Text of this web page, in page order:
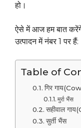
हो।
ऐसे में आज हम बात
उत्पादन में नंबर 1 पर हैं:
Table of
गिर
मुर्रा भैंस
सहीवाल
सुर्ती भैंस